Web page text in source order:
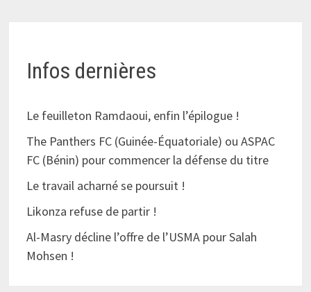
Infos dernières
Le feuilleton Ramdaoui, enfin l’épilogue !
The Panthers FC (Guinée-Équatoriale) ou ASPAC
FC (Bénin) pour commencer la défense du titre
Le travail acharné se poursuit !
Likonza refuse de partir !
Al-Masry décline l’offre de l’USMA pour Salah
Mohsen !